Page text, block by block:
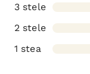
3 stele
2 stele
1 stea